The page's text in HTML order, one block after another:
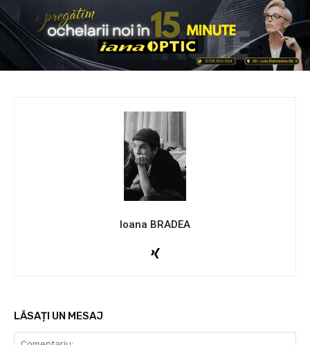
Ioana BRADEA
LĂSAȚI UN MESAJ